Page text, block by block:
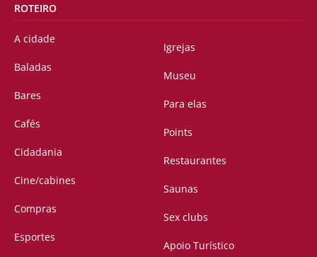
ROTEIRO
A cidade
Baladas
Bares
Cafés
Cidadania
Cine/cabines
Compras
Esportes
Igrejas
Museu
Para elas
Points
Restaurantes
Saunas
Sex clubs
Apoio Turístico